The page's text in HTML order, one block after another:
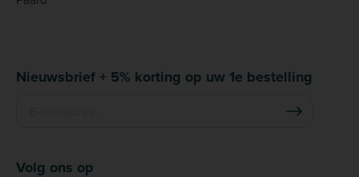
Nieuwsbrief + 5% korting op uw 1e bestelling
Volg ons op